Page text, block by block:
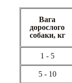
Вага
дорослого
собаки, кг
1 - 5
5 - 10